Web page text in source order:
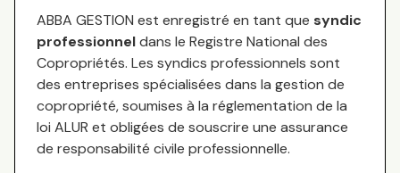
ABBA GESTION est enregistré en tant que syndic
professionneldans le Registre National des
Copropriétés. Les syndics professionnels sont
des entreprises spécialisées dans la gestion de
copropriété, soumises à la réglementation de la
loi ALUR et obligées de souscrire une assurance
de responsabilité civile professionnelle.